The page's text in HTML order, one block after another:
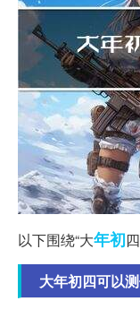
以下围绕“大年初
大年初四可以